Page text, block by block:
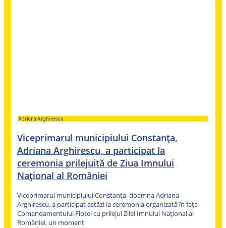
Adriana Arghirescu
Viceprimarul municipiului Constanța,
Adriana Arghirescu, a participat la
ceremonia prilejuită de Ziua Imnului
Național al României
Viceprimarul municipiului Constanța, doamna Adriana
Arghirescu, a participat astăzi la ceremonia organizată în fața
Comandamentului Flotei cu prilejul Zilei Imnului Național al
României, un moment